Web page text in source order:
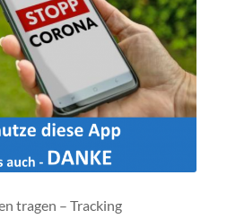
tragen – Tracking